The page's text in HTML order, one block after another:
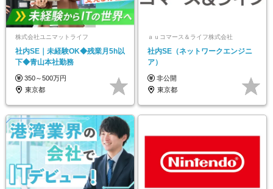
株式会社ユニマットライフ
社内SE｜未経験OK◆残業月5h以
下◆青山本社勤務
350～500万円
東京都
ａｕコマース＆ライフ株式会社
社内SE（ネットワークエンジニ
ア）
非公開
東京都